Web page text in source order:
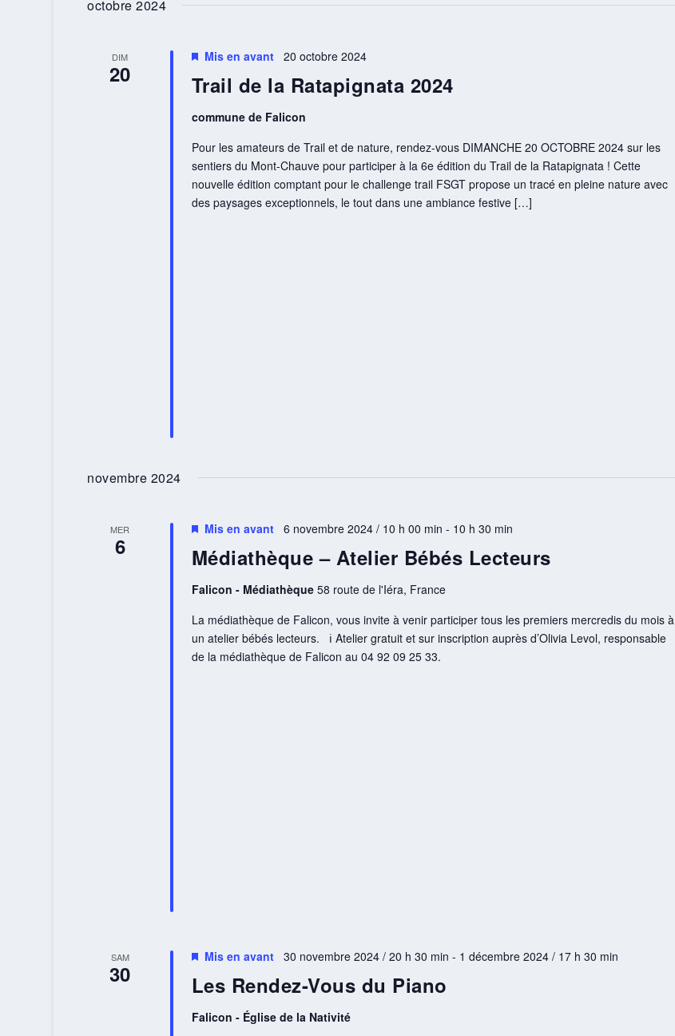
clé.
octobre 2024
DIM
20 Trail de la Ratapignata 2024
Mis en avant 20 octobre 2024
commune de Falicon
Pour les amateurs de Trail et de nature, rendez-vous DIMANCHE 20 OCTOBRE 2024 sur les
sentiers du Mont-Chauve pour participer à la 6e édition du Trail de la Ratapignata ! Cette
nouvelle édition comptant pour le challenge trail FSGT propose un tracé en pleine nature avec
des paysages exceptionnels, le tout dans une ambiance festive […]
novembre 2024
MER
6 Médiathèque – Atelier Bébés Lecteurs
Mis en avant 6 novembre 2024 / 10 h 00 min - 10 h 30 min
Falicon - Médiathèque 58 route de l'Iéra, France
La médiathèque de Falicon, vous invite à venir participer tous les premiers mercredis du mois à
un atelier bébés lecteurs. ℹ️ Atelier gratuit et sur inscription auprès d’Olivia Levol, responsable
de la médiathèque de Falicon au 04 92 09 25 33.
SAM
30 Les Rendez-Vous du Piano
Mis en avant 30 novembre 2024 / 20 h 30 min - 1 décembre 2024 / 17 h 30 min
Falicon - Église de la Nativité